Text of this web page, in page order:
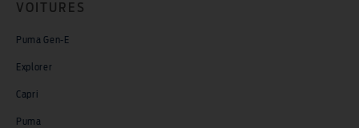
VOITURES
Puma Gen-E
Explorer
Capri
Puma